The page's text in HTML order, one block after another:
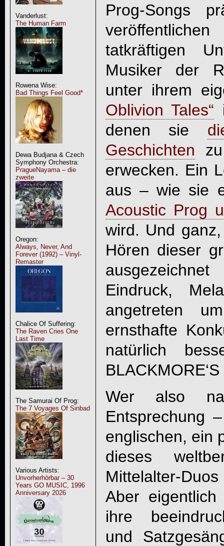
Vanderlust:
The Human Farm
Rowena Wise:
Bad Things Feel Good*
Dewa Budjana & Czech
Symphony Orchestra:
PragueNayama – die
zweite
Oregon:
Always, Never, And
Forever (1992) – Vinyl-
Remaster
Chalice Of Suffering:
The Raven Cries One
Last Time
The Samurai Of Prog:
The 7 Voyages Of Sinbad
Various Artists:
Unvorherhörbar – 30
Years GO MUSIC, 1996
Anniversary 2026
Prog-Songs
tatkräftigen
Musiker der
unter ihrem
Oblivion Tales“
denen sie
Geschichten
erwecken. Ein
aus – wie sie
Acoustic Prog
wird. Und
Hören dieser
Eindruck,
angetreten
ernsthafte
natürlich
Wer also
Entsprechung
englischen, ein
dieses
Mittelalter-
Aber
ihre
und